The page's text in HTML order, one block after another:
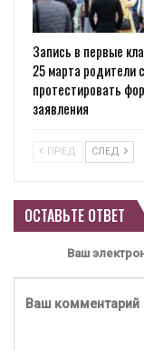
Запись в первые
25 марта родители
протестировать
заявления
ПРЕД СЛЕД
ОСТАВЬТЕ ОТВЕТ
Ваш